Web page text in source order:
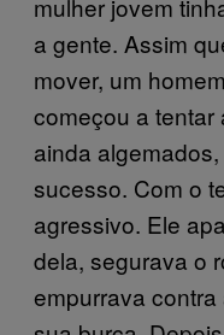
a gente. Assim
mover, um
começou a tentar
ainda
sucesso. Com o
agressivo. Ele
dela, segurava o
empurrava